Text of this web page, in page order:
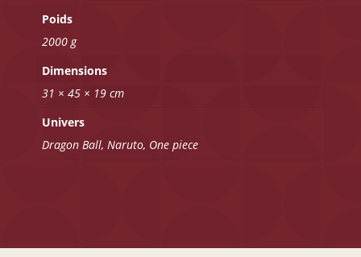
Poids
2000 g
Dimensions
31 × 45 × 19 cm
Univers
Dragon Ball, Naruto, One piece